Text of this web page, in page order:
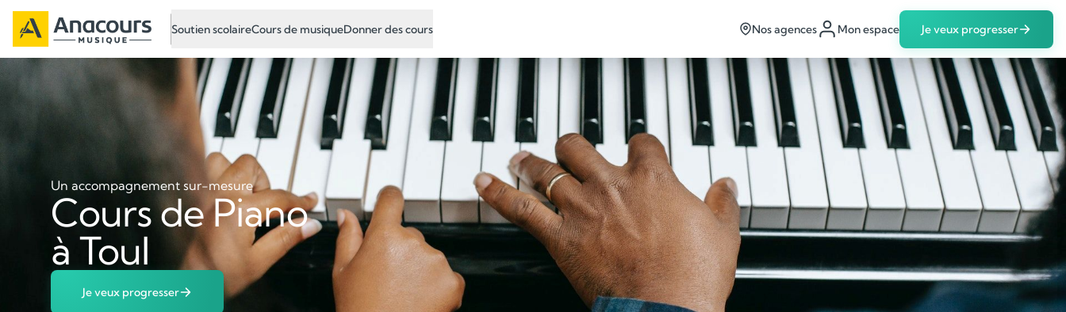
Soutien scolaireCours de musiqueDonner des cours Nos agences Mon espace Je veux progresser
Un accompagnement sur-mesure
Cours de Piano
à Toul
Je veux progresser